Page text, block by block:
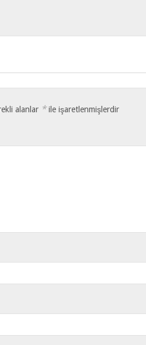
alanlar *ile işaretlenmişlerdir